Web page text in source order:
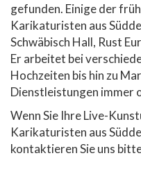
gefunden. Einige der
Karikaturisten aus
Schwäbisch Hall, Rust
Er arbeitet bei
Hochzeiten bis hin zu
Dienstleistungen immer
Wenn Sie Ihre Live-
Karikaturisten aus
kontaktieren Sie uns